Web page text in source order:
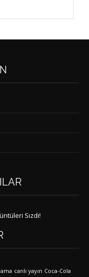
Sızdı!
canlı yayın Coca-Cola